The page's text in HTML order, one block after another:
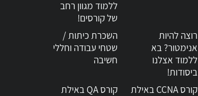
ללמוד מגוון רחב
של קורסים!
רוצה להיות
אנימטור? בא
ללמוד אצלנו
ביסודות!
השכרת כיתות /
שטחי עבודה וחללי
חשיבה
קורס CCNA באילת קורס QA באילת